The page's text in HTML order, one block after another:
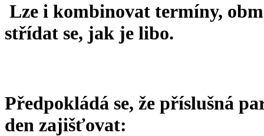
Lze i kombinovat termíny,
střídat se, jak je libo.
Předpokládá se, že příslušná
den zajišťovat: